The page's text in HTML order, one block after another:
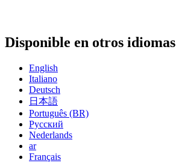
Disponible en otros idiomas
English
Italiano
Deutsch
日本語
Português (BR)
Русский
Nederlands
ar
Français